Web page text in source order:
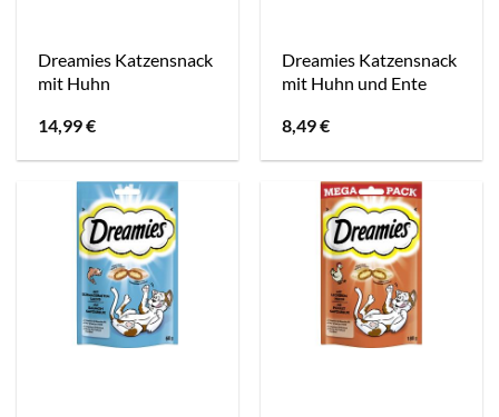
Dreamies Katzensnack
mit Huhn
14,99€
Dreamies Katzensnack
mit Huhn und Ente
8,49€